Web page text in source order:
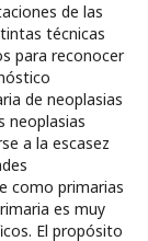
de las
técnicas
para reconocer
de neoplasias
neoplasias
a la escasez
como primarias
es muy
El propósito